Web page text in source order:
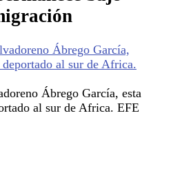
Ábrego García, esta
al sur de Africa. EFE